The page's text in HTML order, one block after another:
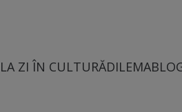
LA ZI ÎN CULTURĂ